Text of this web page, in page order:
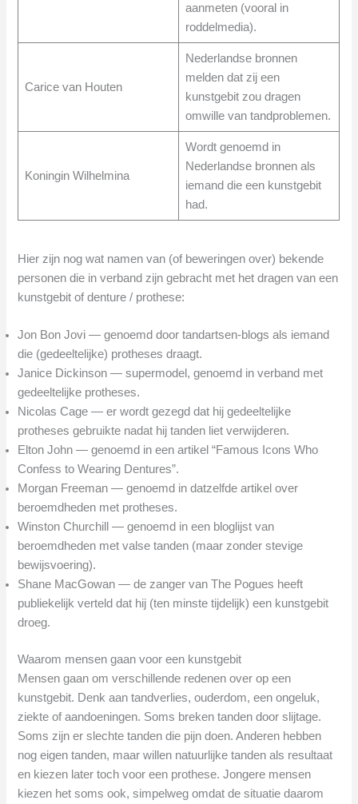
aanmeten (vooral in
roddelmedia).
Carice van Houten
Nederlandse bronnen
melden dat zij een
kunstgebit zou dragen
omwille van tandproblemen.
Koningin Wilhelmina
Wordt genoemd in
Nederlandse bronnen als
iemand die een kunstgebit
had.
Hier zijn nog wat namen van (of beweringen over) bekende
personen die in verband zijn gebracht met het dragen van een
kunstgebit of denture / prothese:
Jon Bon Jovi — genoemd door tandartsen-blogs als iemand
die (gedeeltelijke) protheses draagt.
Janice Dickinson — supermodel, genoemd in verband met
gedeeltelijke protheses.
Nicolas Cage — er wordt gezegd dat hij gedeeltelijke
protheses gebruikte nadat hij tanden liet verwijderen.
Elton John — genoemd in een artikel “Famous Icons Who
Confess to Wearing Dentures”.
Morgan Freeman — genoemd in datzelfde artikel over
beroemdheden met protheses.
Winston Churchill — genoemd in een bloglijst van
beroemdheden met valse tanden (maar zonder stevige
bewijsvoering).
Shane MacGowan — de zanger van The Pogues heeft
publiekelijk verteld dat hij (ten minste tijdelijk) een kunstgebit
droeg.
Waarom mensen gaan voor een kunstgebit
Mensen gaan om verschillende redenen over op een
kunstgebit. Denk aan tandverlies, ouderdom, een ongeluk,
ziekte of aandoeningen. Soms breken tanden door slijtage.
Soms zijn er slechte tanden die pijn doen. Anderen hebben
nog eigen tanden, maar willen natuurlijke tanden als resultaat
en kiezen later toch voor een prothese. Jongere mensen
kiezen het soms ook, simpelweg omdat de situatie daarom